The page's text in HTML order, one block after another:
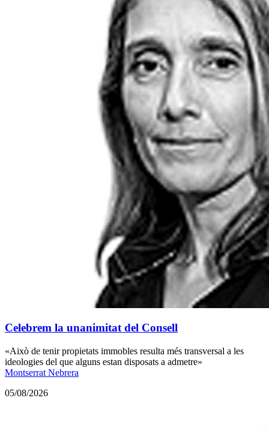
Celebrem la unanimitat del Consell
«Això de tenir propietats immobles resulta més transversal a les
ideologies del que alguns estan disposats a admetre»
Montserrat Nebrera
05/08/2026